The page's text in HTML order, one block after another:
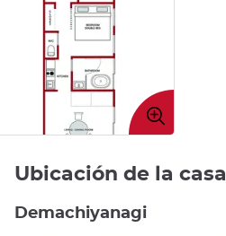
Expandir
imagen
Ubicación de la casa
Demachiyanagi